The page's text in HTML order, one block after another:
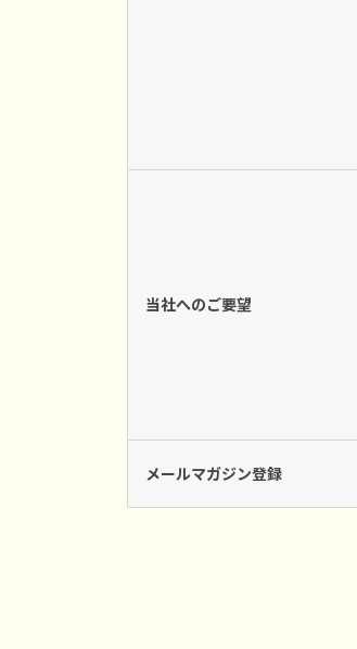
当社へのご要望
メールマガジン登録